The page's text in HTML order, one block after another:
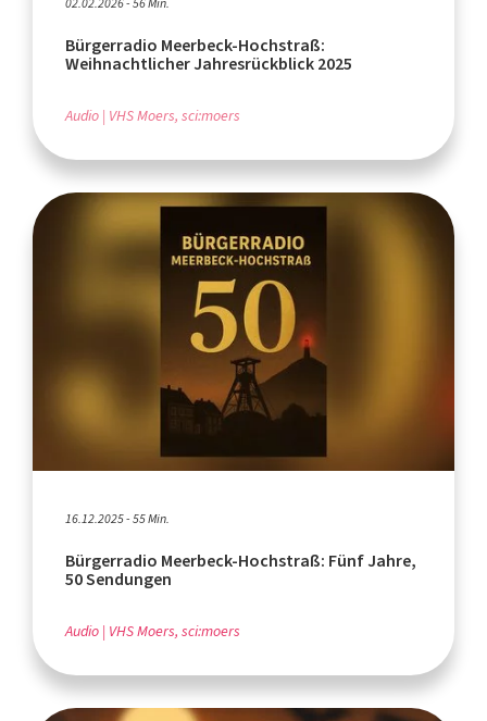
Bürgerradio Meerbeck-Hochstraß:
Weihnachtlicher Jahresrückblick 2025
Audio VHS Moers, sci:moers
16.12.2025 - 55 Min.
Bürgerradio Meerbeck-Hochstraß: Fünf Jahre,
50 Sendungen
Audio VHS Moers, sci:moers